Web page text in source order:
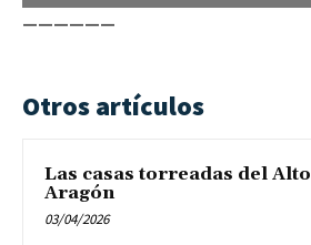
——————
Otros artículos
Las casas torreadas del Alto
Aragón
03/04/2026